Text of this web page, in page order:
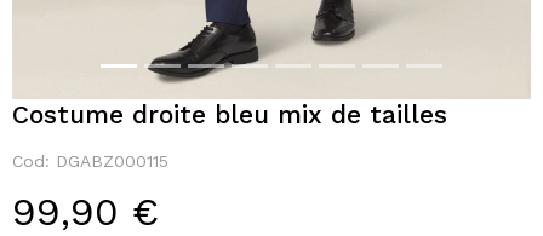
Costume droite bleu mix de tailles
Cod: DGABZ000115
99,90 €